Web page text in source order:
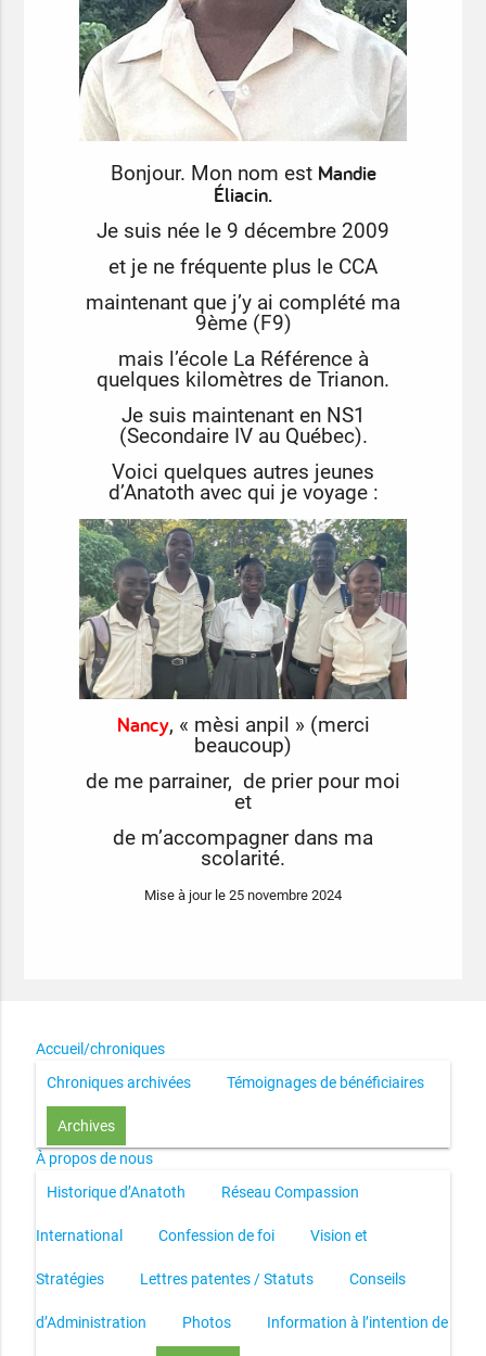
Bonjour. Mon nom est Mandie
Éliacin.
Je suis née le 9 décembre 2009
et je ne fréquente plus le CCA
maintenant que j’y ai complété ma
9ème (F9)
mais l’école La Référence à
quelques kilomètres de Trianon.
Je suis maintenant en NS1
(Secondaire IV au Québec).
Voici quelques autres jeunes
d’Anatoth avec qui je voyage :
Nancy, « mèsi anpil » (merci
beaucoup)
de me parrainer, de prier pour moi
et
de m’accompagner dans ma
scolarité.
Mise à jour le 25 novembre 2024
Accueil/chroniques
Chroniques archivées
Témoignages de bénéficiaires
Archives
À propos de nous
Historique d’Anatoth
Réseau Compassion
International Confession de foi Vision et
Stratégies Lettres patentes / Statuts Conseils
d’Administration Photos Information à l’intention de